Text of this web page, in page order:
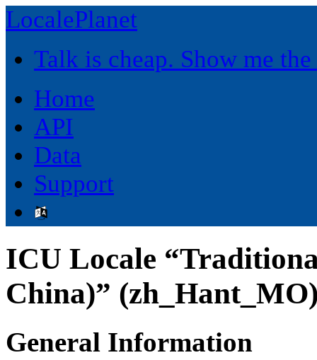
LocalePlanet
Talk is cheap. Show me
Home
API
Data
Support
ICU Locale
China)”
General Information